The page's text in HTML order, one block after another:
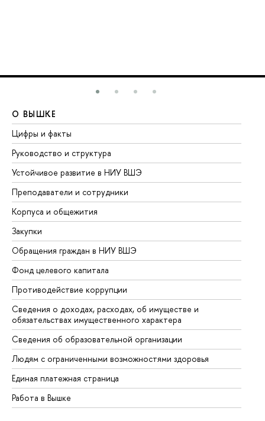
О ВЫШКЕ
Цифры и факты
Руководство и структура
Устойчивое развитие в НИУ ВШЭ
Преподаватели и сотрудники
Корпуса и общежития
Закупки
Обращения граждан в НИУ ВШЭ
Фонд целевого капитала
Противодействие коррупции
Сведения о доходах, расходах, об имуществе и
обязательствах имущественного характера
Сведения об образовательной организации
Людям с ограниченными возможностями здоровья
Единая платежная страница
Работа в Вышке